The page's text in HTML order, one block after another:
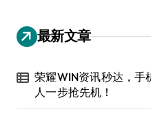
最新文章
荣耀WIN资讯秒达，手
人一步抢先机！